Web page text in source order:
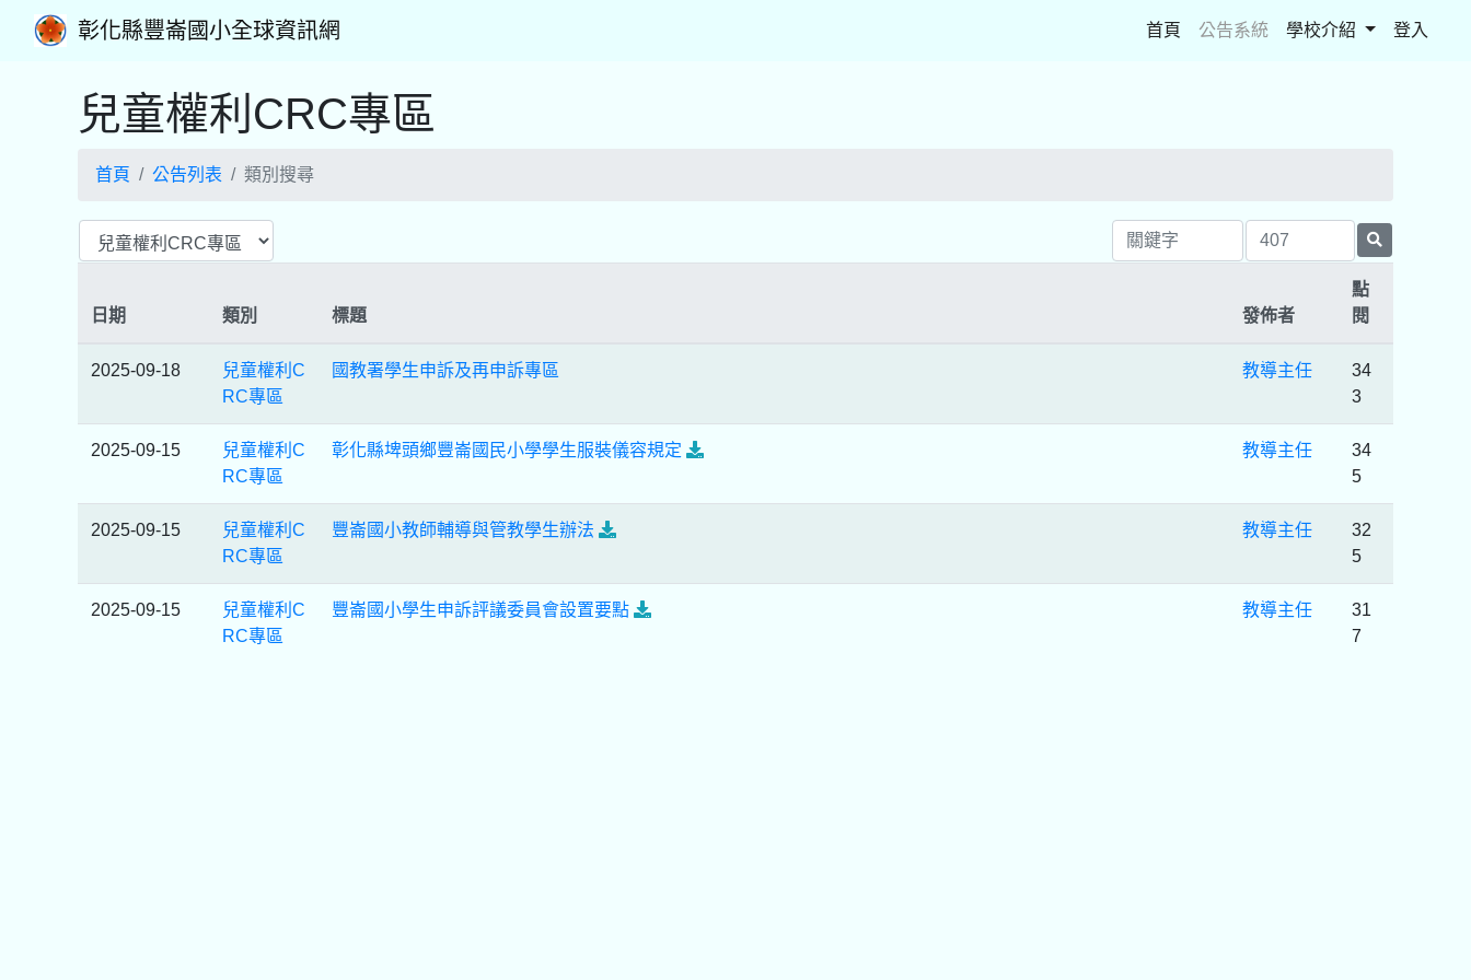
彰化縣豐崙國小全球資訊網 首頁 (current)
公告系統 學校介紹 登入
兒童權利CRC專區
首頁 公告列表 類別搜尋
日期 類別 標題 發佈者
點
閱
2025-09-18
兒童權利C
RC專區
國教署學生申訴及再申訴專區 教導主任
34
3
2025-09-15
兒童權利C
RC專區
彰化縣埤頭鄉豐崙國民小學學生服裝儀容規定 教導主任
34
5
2025-09-15
兒童權利C
RC專區
豐崙國小教師輔導與管教學生辦法 教導主任
32
5
2025-09-15
兒童權利C
RC專區
豐崙國小學生申訴評議委員會設置要點 教導主任
31
7